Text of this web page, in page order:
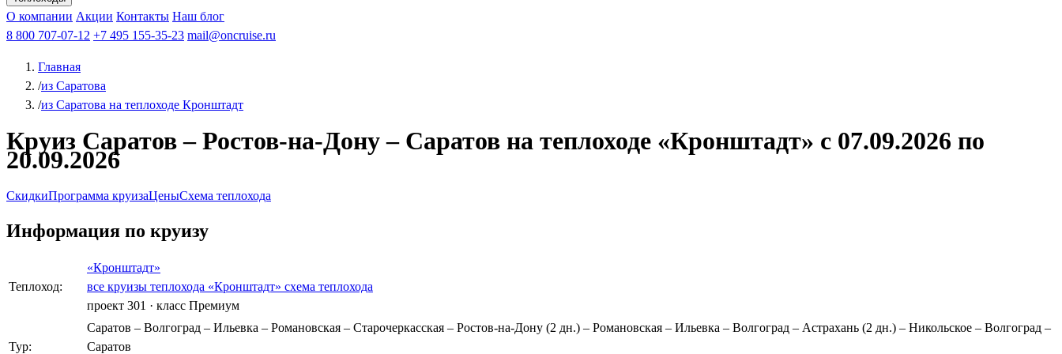
Афанасий Никитин Октябрьская революция
О компании Акции Контакты Наш блог
8 800 707-07-12 +7 495 155-35-23 mail@oncruise.ru
Главная
/из Саратова
/из Саратова на теплоходе Кронштадт
Круиз Саратов – Ростов-на-Дону – Саратов на теплоходе «Кронштадт» с 07.09.2026 по
20.09.2026
СкидкиПрограмма круизаЦеныСхема теплохода
Информация по круизу
Теплоход:
«Кронштадт»
все круизы теплохода «Кронштадт» схема теплохода
проект 301 · класс Премиум
Тур:
Саратов – Волгоград – Ильевка – Романовская – Старочеркасская – Ростов-на-Дону (2 дн.) – Романовская – Ильевка – Волгоград – Астрахань (2 дн.) – Никольское – Волгоград –
Саратов